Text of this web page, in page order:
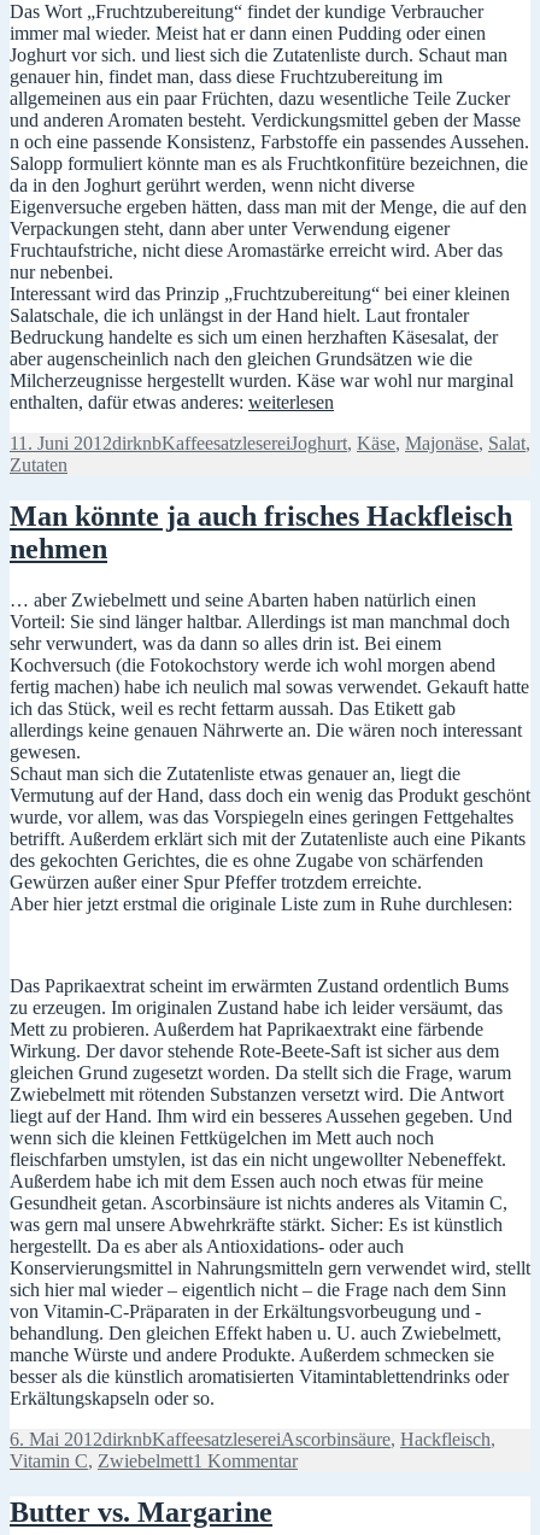
Das Wort „Fruchtzubereitung“ findet der kundige Verbraucher
immer mal wieder. Meist hat er dann einen Pudding oder einen
Joghurt vor sich. und liest sich die Zutatenliste durch. Schaut man
genauer hin, findet man, dass diese Fruchtzubereitung im
allgemeinen aus ein paar Früchten, dazu wesentliche Teile Zucker
und anderen Aromaten besteht. Verdickungsmittel geben der Masse
n och eine passende Konsistenz, Farbstoffe ein passendes Aussehen.
Salopp formuliert könnte man es als Fruchtkonfitüre bezeichnen, die
da in den Joghurt gerührt werden, wenn nicht diverse
Eigenversuche ergeben hätten, dass man mit der Menge, die auf den
Verpackungen steht, dann aber unter Verwendung eigener
Fruchtaufstriche, nicht diese Aromastärke erreicht wird. Aber das
nur nebenbei.
Interessant wird das Prinzip „Fruchtzubereitung“ bei einer kleinen
Salatschale, die ich unlängst in der Hand hielt. Laut frontaler
Bedruckung handelte es sich um einen herzhaften Käsesalat, der
aber augenscheinlich nach den gleichen Grundsätzen wie die
Milcherzeugnisse hergestellt wurden. Käse war wohl nur marginal
enthalten, dafür etwas anderes: So
Käse,
Salat
weiterlesen
Veröffentlicht
am
11. Juni 2012Autor
dirknbKategorien
KaffeesatzlesereiSchlagwörter
Joghurt, Käse, Majonäse, Salat,
Zutaten
Man könnte ja auch frisches Hackfleisch
nehmen
… aber Zwiebelmett und seine Abarten haben natürlich einen
Vorteil: Sie sind länger haltbar. Allerdings ist man manchmal doch
sehr verwundert, was da dann so alles drin ist. Bei einem
Kochversuch (die Fotokochstory werde ich wohl morgen abend
fertig machen) habe ich neulich mal sowas verwendet. Gekauft hatte
ich das Stück, weil es recht fettarm aussah. Das Etikett gab
allerdings keine genauen Nährwerte an. Die wären noch interessant
gewesen.
Schaut man sich die Zutatenliste etwas genauer an, liegt die
Vermutung auf der Hand, dass doch ein wenig das Produkt geschönt
wurde, vor allem, was das Vorspiegeln eines geringen Fettgehaltes
betrifft. Außerdem erklärt sich mit der Zutatenliste auch eine Pikants
des gekochten Gerichtes, die es ohne Zugabe von schärfenden
Gewürzen außer einer Spur Pfeffer trotzdem erreichte.
Aber hier jetzt erstmal die originale Liste zum in Ruhe durchlesen:
Das Paprikaextrat scheint im erwärmten Zustand ordentlich Bums
zu erzeugen. Im originalen Zustand habe ich leider versäumt, das
Mett zu probieren. Außerdem hat Paprikaextrakt eine färbende
Wirkung. Der davor stehende Rote-Beete-Saft ist sicher aus dem
gleichen Grund zugesetzt worden. Da stellt sich die Frage, warum
Zwiebelmett mit rötenden Substanzen versetzt wird. Die Antwort
liegt auf der Hand. Ihm wird ein besseres Aussehen gegeben. Und
wenn sich die kleinen Fettkügelchen im Mett auch noch
fleischfarben umstylen, ist das ein nicht ungewollter Nebeneffekt.
Außerdem habe ich mit dem Essen auch noch etwas für meine
Gesundheit getan. Ascorbinsäure ist nichts anderes als Vitamin C,
was gern mal unsere Abwehrkräfte stärkt. Sicher: Es ist künstlich
hergestellt. Da es aber als Antioxidations- oder auch
Konservierungsmittel in Nahrungsmitteln gern verwendet wird, stellt
sich hier mal wieder – eigentlich nicht – die Frage nach dem Sinn
von Vitamin-C-Präparaten in der Erkältungsvorbeugung und -
behandlung. Den gleichen Effekt haben u. U. auch Zwiebelmett,
manche Würste und andere Produkte. Außerdem schmecken sie
besser als die künstlich aromatisierten Vitamintablettendrinks oder
Erkältungskapseln oder so.
Veröffentlicht
am
6. Mai 2012Autor
dirknbKategorien
KaffeesatzlesereiSchlagwörter
Ascorbinsäure, Hackfleisch,
Vitamin C, Zwiebelmett1 Kommentarzu
Butter vs. Margarine